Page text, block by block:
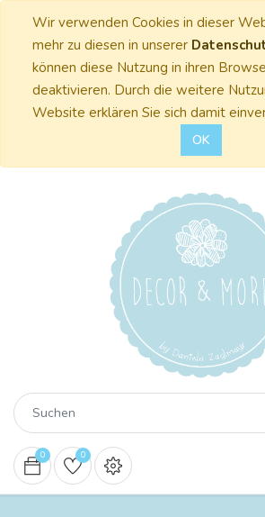
Wir verwenden Cookies in dieser
mehr zu diesen in unserer
können diese Nutzung in ihren
deaktivieren. Durch die weitere
Website erklären Sie sich damit
OK
0 0